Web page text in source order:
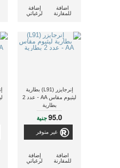
إضافة
لرغباتي
اضافة
للمقارنة
إنرجايزر (L91) بطارية
ليثيوم مقاس AA - عدد 2
بطارية
95.0جنية
غير متوفر
إضافة
لرغباتي
اضافة
للمقارنة